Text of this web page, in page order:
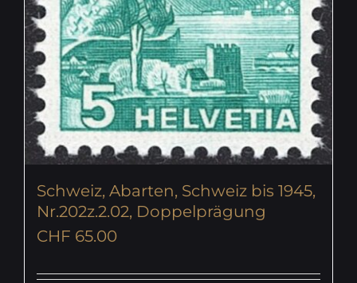
Schweiz, Abarten, Schweiz bis 1945,
Nr.202z.2.02, Doppelprägung
CHF 65.00